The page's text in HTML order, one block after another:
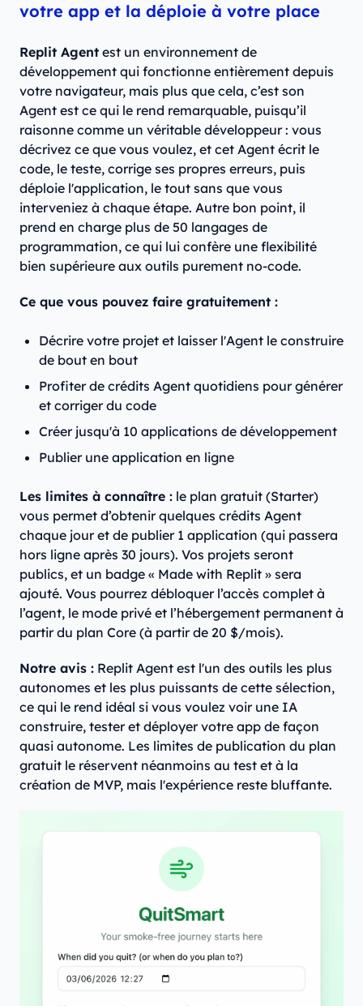
votre app et la déploie à votre place
Replit Agent est un environnement de
développement qui fonctionne entièrement depuis
votre navigateur, mais plus que cela, c’est son
Agent est ce qui le rend remarquable, puisqu’il
raisonne comme un véritable développeur : vous
décrivez ce que vous voulez, et cet Agent écrit le
code, le teste, corrige ses propres erreurs, puis
déploie l'application, le tout sans que vous
interveniez à chaque étape. Autre bon point, il
prend en charge plus de 50 langages de
programmation, ce qui lui confère une flexibilité
bien supérieure aux outils purement no-code.
Ce que vous pouvez faire gratuitement :
Décrire votre projet et laisser l'Agent le construire
de bout en bout
Profiter de crédits Agent quotidiens pour générer
et corriger du code
Créer jusqu'à 10 applications de développement
Publier une application en ligne
Les limites à connaître : le plan gratuit (Starter)
vous permet d’obtenir quelques crédits Agent
chaque jour et de publier 1 application (qui passera
hors ligne après 30 jours). Vos projets seront
publics, et un badge « Made with Replit » sera
ajouté. Vous pourrez débloquer l’accès complet à
l’agent, le mode privé et l’hébergement permanent à
partir du plan Core (à partir de 20 $/mois).
Notre avis : Replit Agent est l'un des outils les plus
autonomes et les plus puissants de cette sélection,
ce qui le rend idéal si vous voulez voir une IA
construire, tester et déployer votre app de façon
quasi autonome. Les limites de publication du plan
gratuit le réservent néanmoins au test et à la
création de MVP, mais l'expérience reste bluffante.